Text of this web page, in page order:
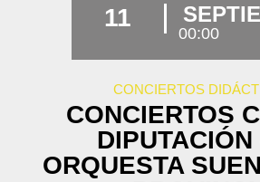
11
00:00
CONCIERTOS
CONCIERTOS
ORQUESTA